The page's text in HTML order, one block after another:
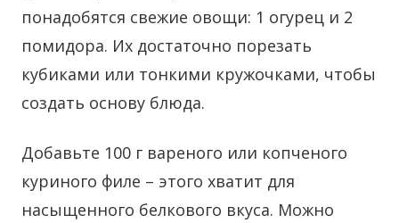
понадобятся свежие овощи: 1 огурец и 2
помидора. Их достаточно порезать
кубиками или тонкими кружочками, чтобы
создать основу блюда.
Добавьте 100 г вареного или копченого
куриного филе – этого хватит для
насыщенного белкового вкуса. Можно